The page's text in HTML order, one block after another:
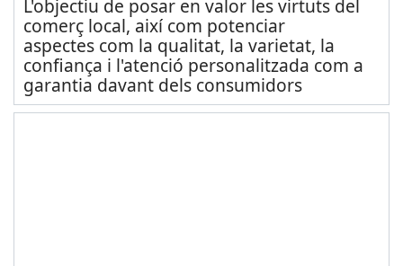
L'objectiu de posar en valor les virtuts del
comerç local, així com potenciar
aspectes com la qualitat, la varietat, la
confiança i l'atenció personalitzada com a
garantia davant dels consumidors